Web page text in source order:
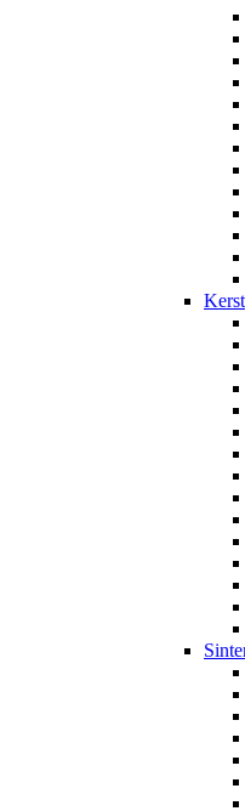
Kerst